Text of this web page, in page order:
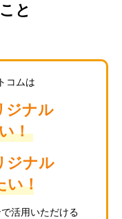
こと
コムは
ジナル
！
ジナル
！
活用いただける